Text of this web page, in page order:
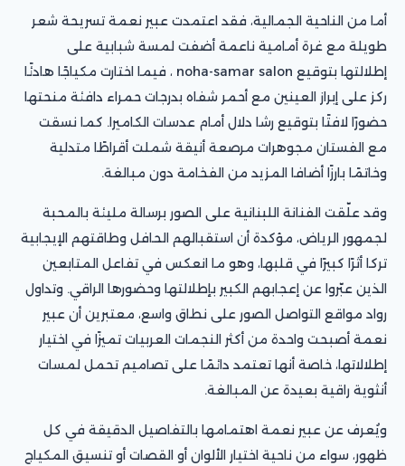
أما من الناحية الجمالية، فقد اعتمدت عبير نعمة تسريحة شعر
طويلة مع غرة أمامية ناعمة أضفت لمسة شبابية على
إطلالتها بتوقيع noha-samar salon ، فيما اختارت مكياجًا هادئًا
ركز على إبراز العينين مع أحمر شفاه بدرجات حمراء دافئة منحتها
حضورًا لافتًا بتوقيع رشا دلال أمام عدسات الكاميرا. كما نسقت
مع الفستان مجوهرات مرصعة أنيقة شملت أقراطًا متدلية
وخاتمًا بارزًا أضافا المزيد من الفخامة دون مبالغة.
وقد علّقت الفنانة اللبنانية على الصور برسالة مليئة بالمحبة
لجمهور الرياض، مؤكدة أن استقبالهم الحافل وطاقتهم الإيجابية
تركا أثرًا كبيرًا في قلبها، وهو ما انعكس في تفاعل المتابعين
الذين عبّروا عن إعجابهم الكبير بإطلالتها وحضورها الراقي. وتداول
رواد مواقع التواصل الصور على نطاق واسع، معتبرين أن عبير
نعمة أصبحت واحدة من أكثر النجمات العربيات تميزًا في اختيار
إطلالاتها، خاصة أنها تعتمد دائمًا على تصاميم تحمل لمسات
أنثوية راقية بعيدة عن المبالغة.
ويُعرف عن عبير نعمة اهتمامها بالتفاصيل الدقيقة في كل
ظهور، سواء من ناحية اختيار الألوان أو القصات أو تنسيق المكياج